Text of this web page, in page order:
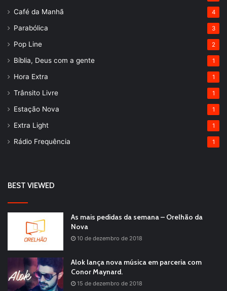
Café da Manhã 4
Parabólica 3
Pop Line 2
Bíblia, Deus com a gente 1
Hora Extra 1
Trânsito Livre 1
Estação Nova 1
Extra Light 1
Rádio Frequência 1
BEST VIEWED
As mais pedidas da semana – Orelhão da
Nova
10 de dezembro de 2018
Alok lança nova música em parceria com
Conor Maynard.
15 de dezembro de 2018